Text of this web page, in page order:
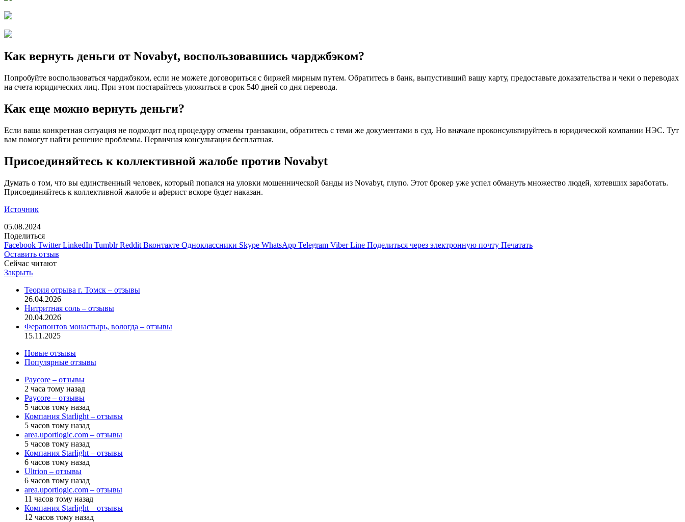
Как вернуть деньги от Novabyt, воспользовавшись чарджбэком?
Попробуйте воспользоваться чарджбэком, если не можете договориться с биржей мирным путем. Обратитесь в банк, выпустивший вашу карту, предоставьте доказательства и чеки о переводах
на счета юридических лиц. При этом постарайтесь уложиться в срок 540 дней со дня перевода.
Как еще можно вернуть деньги?
Если ваша конкретная ситуация не подходит под процедуру отмены транзакции, обратитесь с теми же документами в суд. Но вначале проконсультируйтесь в юридической компании НЭС. Тут
вам помогут найти решение проблемы. Первичная консультация бесплатная.
Присоединяйтесь к коллективной жалобе против Novabyt
Думать о том, что вы единственный человек, который попался на уловки мошеннической банды из Novabyt, глупо. Этот брокер уже успел обмануть множество людей, хотевших заработать.
Присоединяйтесь к коллективной жалобе и аферист вскоре будет наказан.
Источник
05.08.2024
Поделиться
Facebook Twitter LinkedIn Tumblr Reddit Вконтакте Одноклассники Skype WhatsApp Telegram Viber Line Поделиться через электронную почту Печатать
Оставить отзыв
Сейчас читают
Закрыть
Теория отрыва г. Томск – отзывы
26.04.2026
Нитритная соль – отзывы
20.04.2026
Ферапонтов монастырь, вологда – отзывы
15.11.2025
Новые отзывы
Популярные отзывы
Paycore – отзывы
2 часа тому назад
Paycore – отзывы
5 часов тому назад
Компания Starlight – отзывы
5 часов тому назад
area.uportlogic.com – отзывы
5 часов тому назад
Компания Starlight – отзывы
6 часов тому назад
Ultrion – отзывы
6 часов тому назад
area.uportlogic.com – отзывы
11 часов тому назад
Компания Starlight – отзывы
12 часов тому назад